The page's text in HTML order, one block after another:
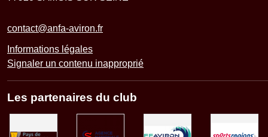
contact@anfa-aviron.fr
Informations légales
Signaler un contenu inapproprié
Les partenaires du club